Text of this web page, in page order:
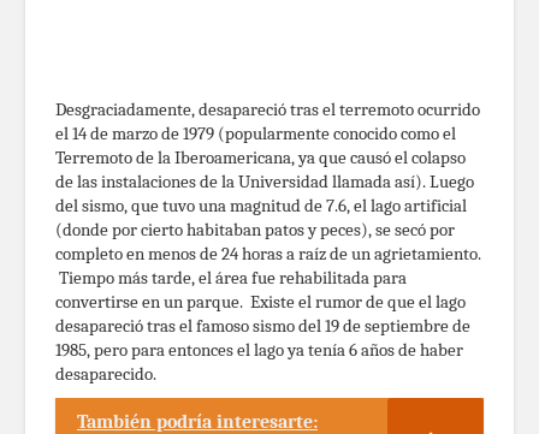
Desgraciadamente, desapareció tras el terremoto ocurrido
el 14 de marzo de 1979 (popularmente conocido como el
Terremoto de la Iberoamericana, ya que causó el colapso
de las instalaciones de la Universidad llamada así). Luego
del sismo, que tuvo una magnitud de 7.6, el lago artificial
(donde por cierto habitaban patos y peces), se secó por
completo en menos de 24 horas a raíz de un agrietamiento.
Tiempo más tarde, el área fue rehabilitada para
convertirse en un parque. Existe el rumor de que el lago
desapareció tras el famoso sismo del 19 de septiembre de
1985, pero para entonces el lago ya tenía 6 años de haber
desaparecido.
También podría interesarte: